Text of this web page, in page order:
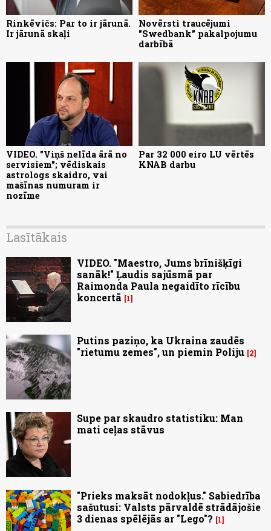
Rinkēvičs: Par to ir jārunā.
Ir jārunā skaļi
Novērsti traucējumi
"Swedbank" pakalpojumu
darbībā
VIDEO. "Viņš nelīda ārā no
servisiem"; vēdiskais
astrologs skaidro, vai
mašīnas numuram ir
nozīme
Par 32 000 eiro LU vērtēs
KNAB darbu
Lasītākais
VIDEO. "Maestro, Jums brīnišķīgi
sanāk!" Ļaudis sajūsmā par
Raimonda Paula negaidīto rīcību
koncertā
1
Putins paziņo, ka Ukraina zaudēs
"rietumu zemes", un piemin Poliju 2
Supe par skaudro statistiku: Man
mati ceļas stāvus
"Prieks maksāt nodokļus." Sabiedrība
sašutusi: Valsts pārvaldē strādājošie
3 dienas spēlējās ar "Lego"?
1